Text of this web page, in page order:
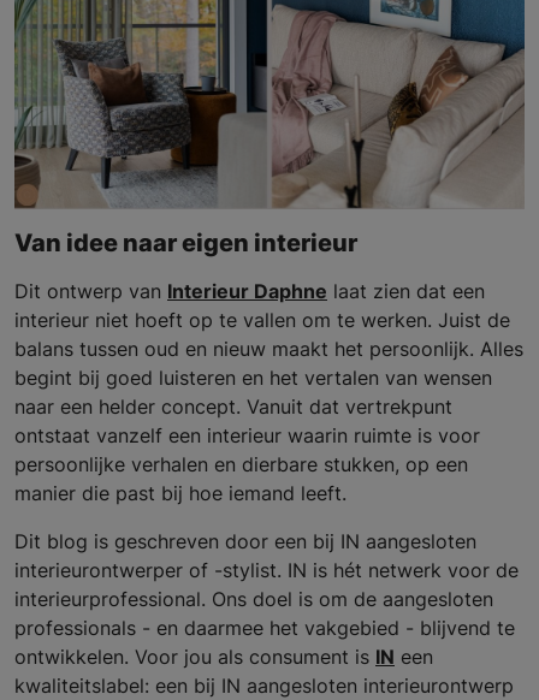
Van idee naar eigen interieur
Dit ontwerp van Interieur Daphne laat zien dat een
interieur niet hoeft op te vallen om te werken. Juist de
balans tussen oud en nieuw maakt het persoonlijk. Alles
begint bij goed luisteren en het vertalen van wensen
naar een helder concept. Vanuit dat vertrekpunt
ontstaat vanzelf een interieur waarin ruimte is voor
persoonlijke verhalen en dierbare stukken, op een
manier die past bij hoe iemand leeft.
Dit blog is geschreven door een bij IN aangesloten
interieurontwerper of -stylist. IN is hét netwerk voor de
interieurprofessional. Ons doel is om de aangesloten
professionals - en daarmee het vakgebied - blijvend te
ontwikkelen. Voor jou als consument is IN een
kwaliteitslabel: een bij IN aangesloten interieurontwerp